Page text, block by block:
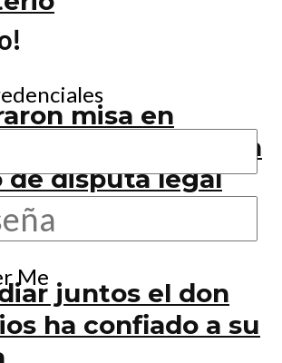
misa en
de Cristo Rey en
de disputa legal
juntos el don
ha confiado a su
Me